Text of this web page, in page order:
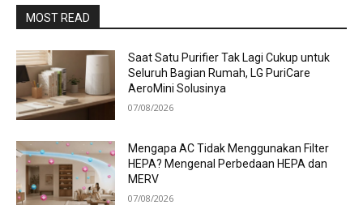
MOST READ
Saat Satu Purifier Tak Lagi Cukup untuk
Seluruh Bagian Rumah, LG PuriCare
AeroMini Solusinya
07/08/2026
Mengapa AC Tidak Menggunakan Filter
HEPA? Mengenal Perbedaan HEPA dan
MERV
07/08/2026